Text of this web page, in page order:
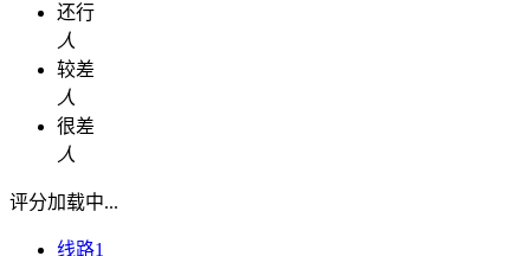
还行
人
较差
人
很差
人
评分加载中...
线路1